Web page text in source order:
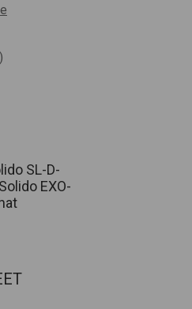
SL-D-
EXO-